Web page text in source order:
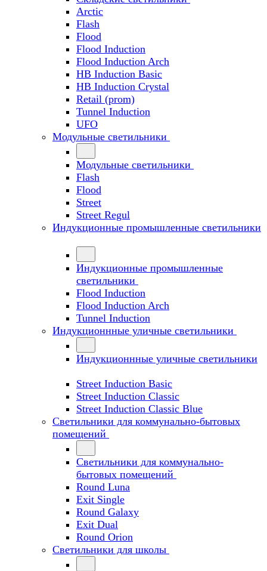
Arctic
Flash
Flood
Flood Induction
Flood Induction Arch
HB Induction Basic
HB Induction Crystal
Retail (prom)
Tunnel Induction
UFO
Модульные светильники
Модульные светильники
Flash
Flood
Street
Street Regul
Индукционные промышленные светильники
Индукционные промышленные
светильники
Flood Induction
Flood Induction Arch
Tunnel Induction
Индукционнные уличные светильники
Индукционнные уличные светильники
Street Induction Basic
Street Induction Classic
Street Induction Classic Blue
Светильники для коммунально-бытовых
помещений
Светильники для коммунально-
бытовых помещений
Round Luna
Exit Single
Round Galaxy
Exit Dual
Round Orion
Светильники для школы